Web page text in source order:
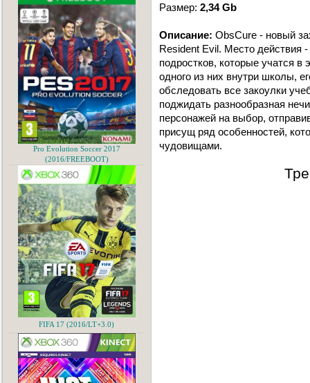
Размер: 2,34 Gb
Описание: ObsCure - новый
Resident Evil. Место действия
подростков, которые учатся в
одного из них внутри школы,
обследовать все закоулки
поджидать разнообразная
персонажей на выбор,
присущ ряд особенностей,
чудовищами.
Pro Evolution Soccer 2017
(2016/FREEBOOT)
FIFA 17 (2016/LT+3.0)